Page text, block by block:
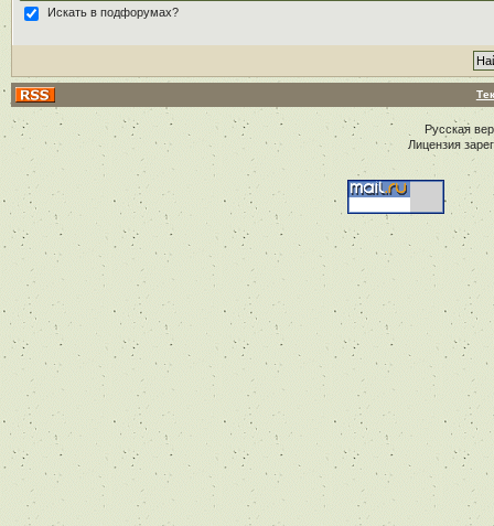
Искать в подфорумах?
Русская
Лицензия